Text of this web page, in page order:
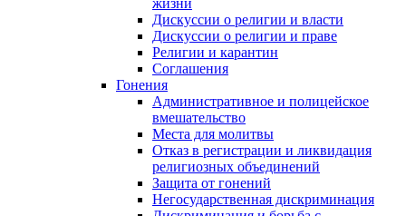
жизни
Дискуссии о религии и власти
Дискуссии о религии и праве
Религии и карантин
Соглашения
Гонения
Административное и полицейское
вмешательство
Места для молитвы
Отказ в регистрации и ликвидация
религиозных объединений
Защита от гонений
Негосударственная дискриминация